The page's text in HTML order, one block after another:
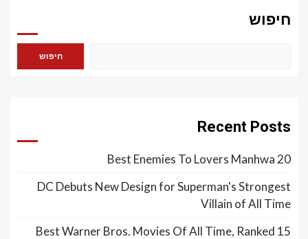
חיפוש
חיפוש
Recent Posts
20 Best Enemies To Lovers Manhwa
DC Debuts New Design for Superman's Strongest
Villain of All Time
15 Best Warner Bros. Movies Of All Time, Ranked